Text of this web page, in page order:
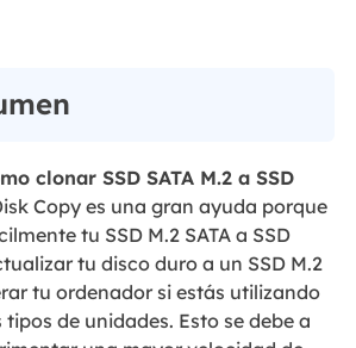
clonar SSD SATA M.2 a SSD
Copy es una gran ayuda porque
tu SSD M.2 SATA a SSD
tu disco duro a un SSD M.2
tu ordenador si estás utilizando
tipos de unidades. Esto se debe a